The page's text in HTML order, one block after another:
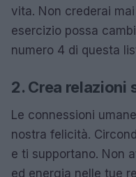
vita. Non crederai
esercizio possa
numero 4 di questa
2. Crea relazioni
Le connessioni
nostra felicità.
e ti supportano. Non
ed energia nelle tue